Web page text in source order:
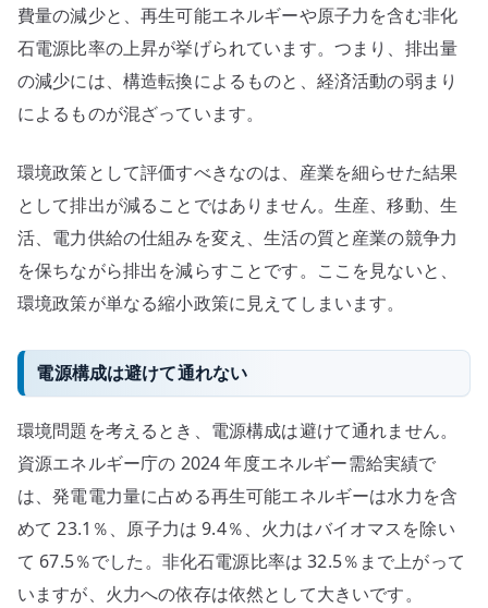
費量の減少と、再生可能エネルギーや原子力を含む非化
石電源比率の上昇が挙げられています。つまり、排出量
の減少には、構造転換によるものと、経済活動の弱まり
によるものが混ざっています。
環境政策として評価すべきなのは、産業を細らせた結果
として排出が減ることではありません。生産、移動、生
活、電力供給の仕組みを変え、生活の質と産業の競争力
を保ちながら排出を減らすことです。ここを見ないと、
環境政策が単なる縮小政策に見えてしまいます。
電源構成は避けて通れない
環境問題を考えるとき、電源構成は避けて通れません。
資源エネルギー庁の 2024 年度エネルギー需給実績で
は、発電電力量に占める再生可能エネルギーは水力を含
めて 23.1％、原子力は 9.4％、火力はバイオマスを除い
て 67.5％でした。非化石電源比率は 32.5％まで上がって
いますが、火力への依存は依然として大きいです。